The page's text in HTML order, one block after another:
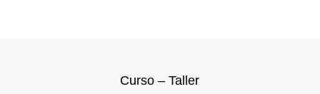
Curso – Taller